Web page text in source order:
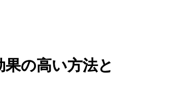
の高い方法と